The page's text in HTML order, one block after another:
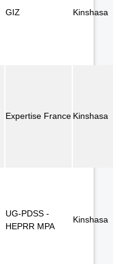
GIZ Kinshasa
Expertise France Kinshasa
UG-PDSS -
HEPRR MPA
Kinshasa